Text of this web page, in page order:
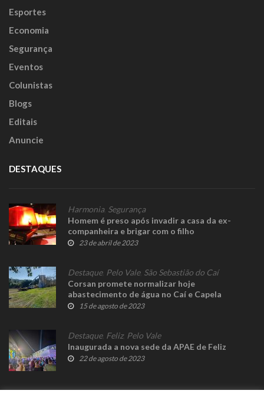
Esportes
Economia
Segurança
Eventos
Colunistas
Blogs
Editais
Anuncie
DESTAQUES
Harmonia, Segurança
Homem é preso após invadir a casa da ex-
companheira e brigar com o filho
23 de abril de 2023
Destaque, Pelo Vale, São Sebastião do Caí
Corsan promete normalizar hoje
abastecimento de água no Caí e Capela
15 de agosto de 2023
Destaque, Feliz, Pelo Vale
Inaugurada a nova sede da APAE de Feliz
22 de agosto de 2023